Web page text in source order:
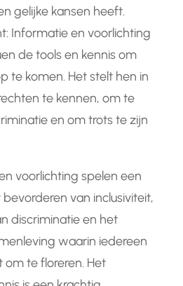
gelijke kansen heeft.
Informatie en voorlichting
de tools en kennis om
te komen. Het stelt hen in
te kennen, om te
en om trots te zijn
voorlichting spelen een
van inclusiviteit,
discriminatie en het
waarin iedereen
om te floreren. Het